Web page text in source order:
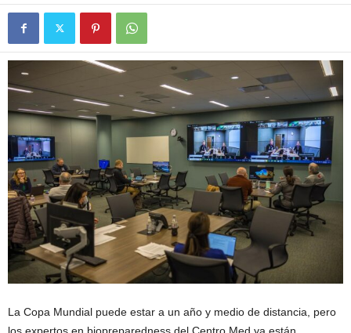
La Copa Mundial puede estar a un año y medio de distancia, pero